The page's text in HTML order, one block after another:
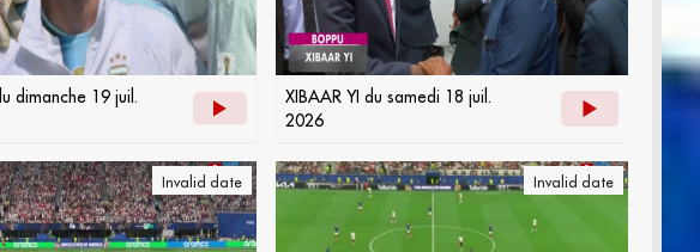
dimanche 19 juil.
XIBAAR YI du samedi 18 juil.
2026
Invalid date Invalid date